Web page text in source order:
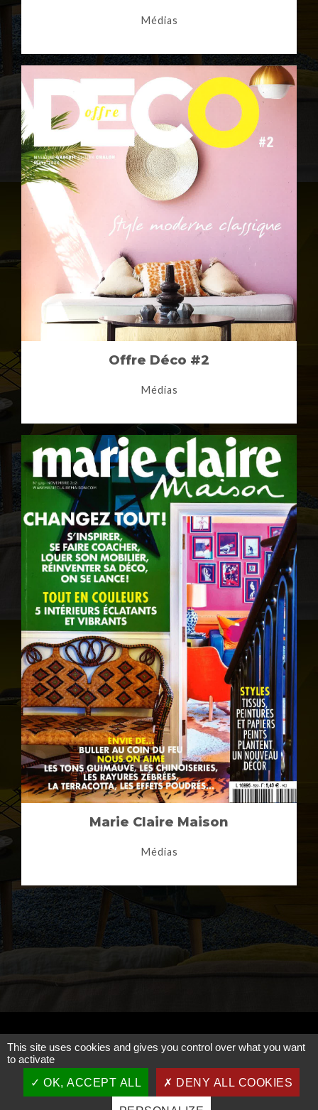
Médias
Offre Déco #2
Médias
Marie Claire Maison
Médias
Agence Faure & Miniau
This site uses cookies and gives you control over what you want
to activate
OK, ACCEPT ALL
DENY ALL COOKIES